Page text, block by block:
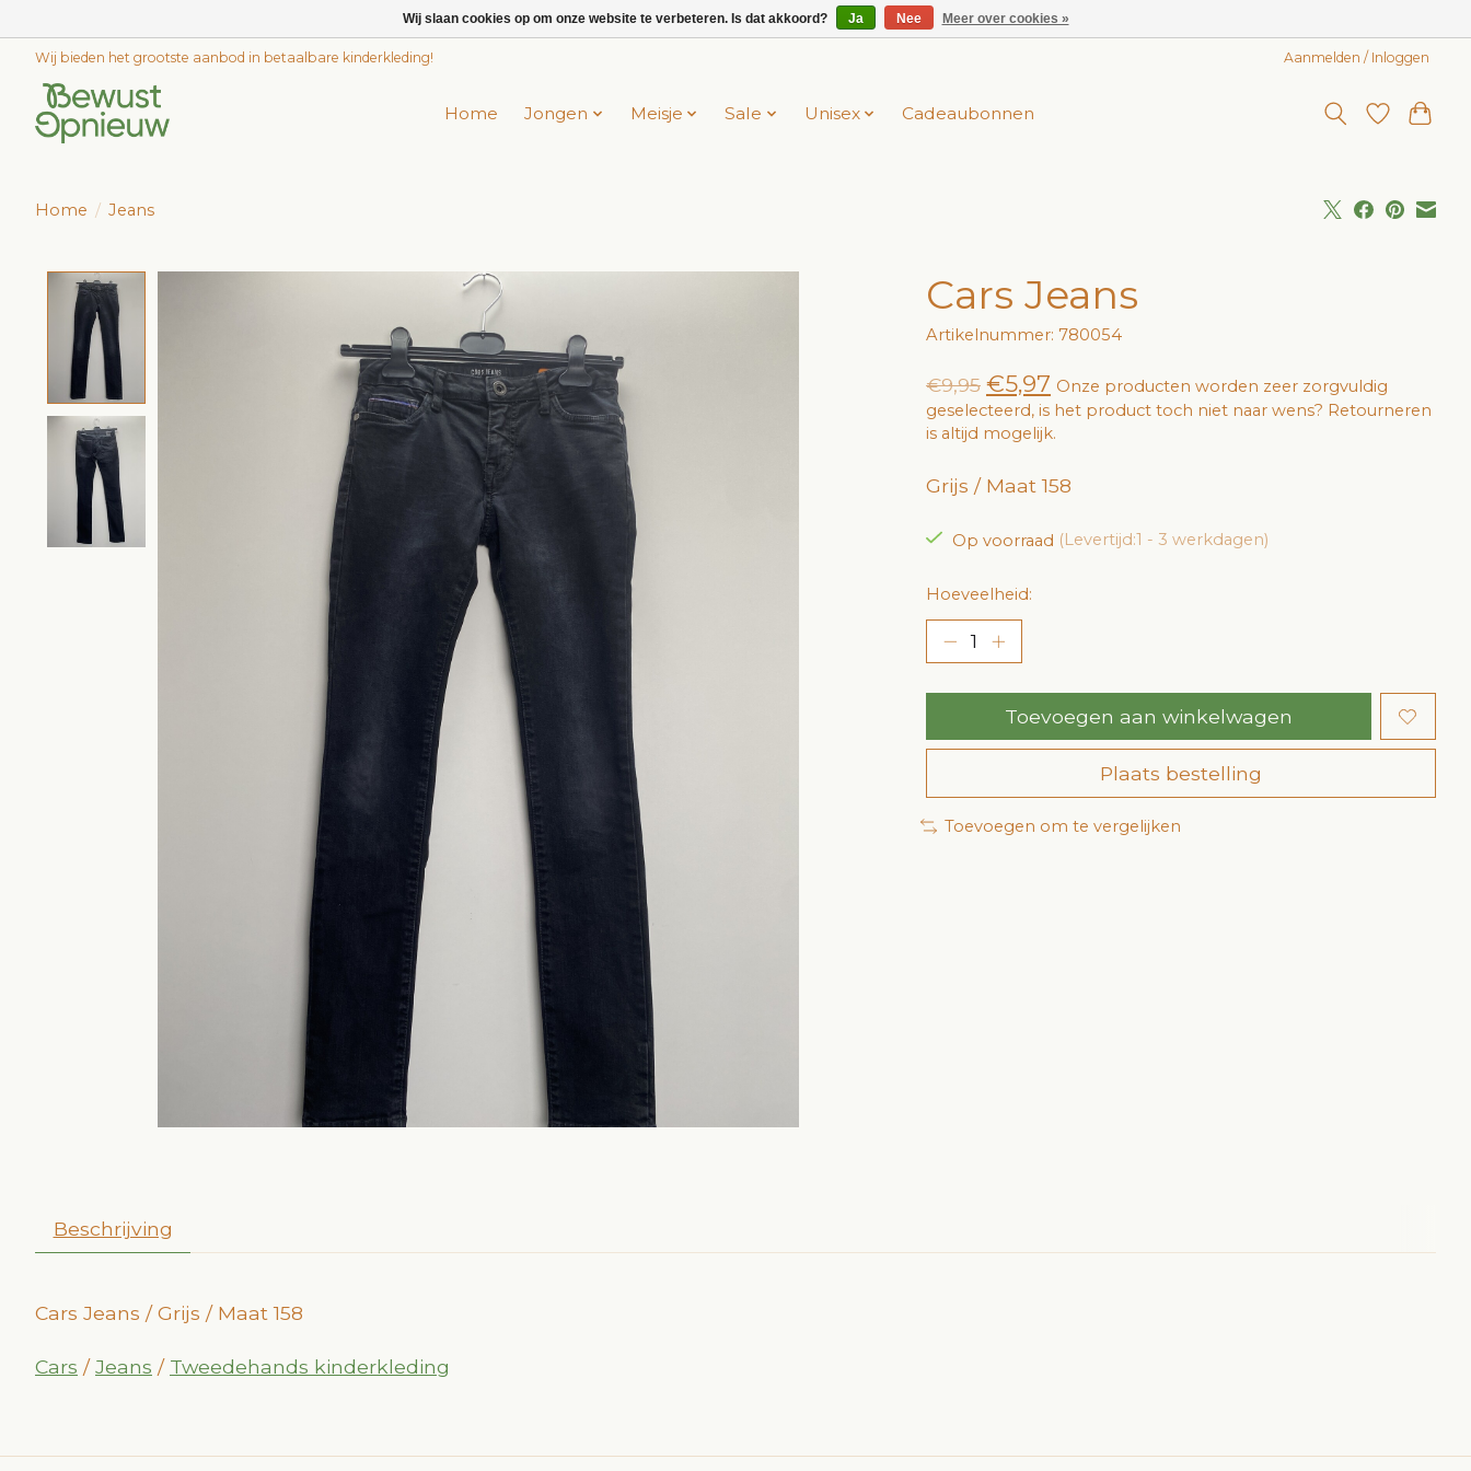
Wij bieden het grootste aanbod in betaalbare kinderkleding! Aanmelden / Inloggen
Home Jongen Meisje Sale Unisex Cadeaubonnen
Home / Jeans
Product image slideshow Items Cars Jeans
Artikelnummer: 780054
€9,95 €5,97 Onze producten worden zeer zorgvuldig
geselecteerd, is het product toch niet naar wens? Retourneren
is altijd mogelijk.
Grijs / Maat 158
Op voorraad (Levertijd:1 - 3 werkdagen)
Hoeveelheid:
Toevoegen aan winkelwagen
Plaats bestelling
Toevoegen om te vergelijken
Beschrijving
Cars Jeans / Grijs / Maat 158
Cars /Jeans / Tweedehands kinderkleding
Wij slaan cookies op om onze website te verbeteren. Is dat akkoord? Ja Nee Meer over cookies »